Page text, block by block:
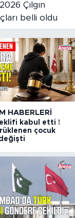
belli oldu
HABERLERI
kabul etti !
çocuk